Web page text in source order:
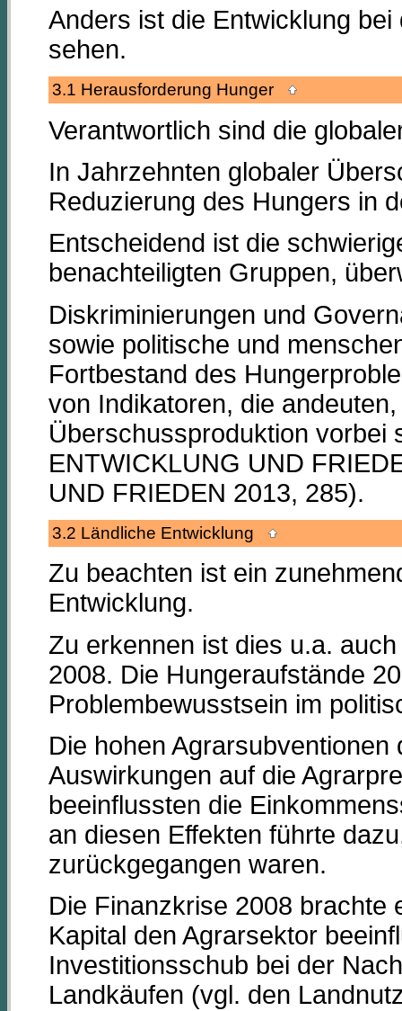
Anders ist die Entwicklung
sehen.
3.1 Herausforderung Hunger
Verantwortlich sind die
In Jahrzehnten globaler
Reduzierung des Hungers in
Entscheidend ist die
benachteiligten Gruppen,
Diskriminierungen und
sowie politische und
Fortbestand des
von Indikatoren, die
Überschussproduktion vorbei
ENTWICKLUNG UND
UND FRIEDEN 2013, 285).
3.2 Ländliche Entwicklung
Zu beachten ist ein
Entwicklung.
Zu erkennen ist dies u.a.
2008. Die Hungeraufstände
Problembewusstsein im
Die hohen
Auswirkungen auf die
beeinflussten die
an diesen Effekten führte
zurückgegangen waren.
Die Finanzkrise 2008 brachte
Kapital den Agrarsektor
Investitionsschub bei der
Landkäufen (vgl. den